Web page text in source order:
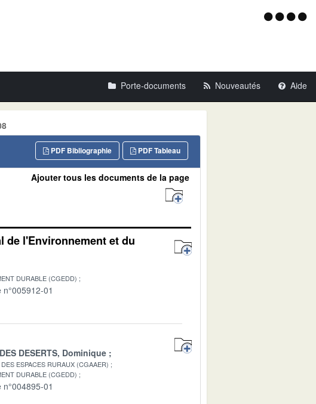
Menu
Porte-documents Nouveautés Aide
PDF Tableau
PDF Bibliographie
Ajouter tous les documents de la page
de l'Environnement et du
DURABLE (CGEDD)
n°005912-01
DESERTS, Dominique
ESPACES RURAUX (CGAAER)
DURABLE (CGEDD)
n°004895-01